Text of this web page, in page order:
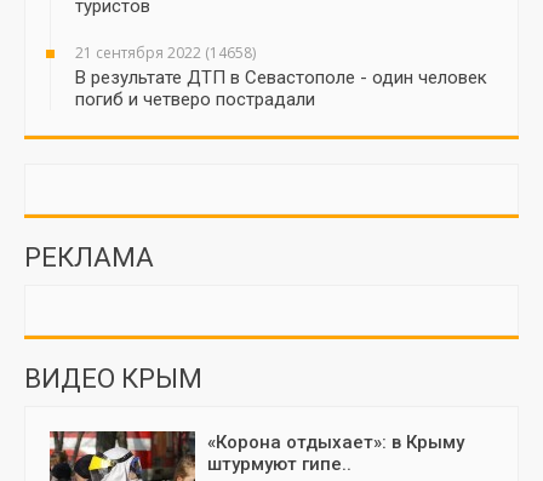
туристов
21 сентября 2022 (14658)
В результате ДТП в Севастополе - один человек
погиб и четверо пострадали
РЕКЛАМА
ВИДЕО КРЫМ
«Корона отдыхает»: в Крыму
штурмуют гипе..